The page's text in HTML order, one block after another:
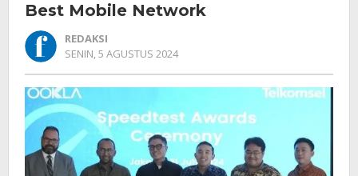
Kali
sebagai
Best
Mobile
Best Mobile Network
REDAKSI
SENIN, 5 AGUSTUS 2024